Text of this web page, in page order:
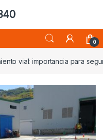
0
vial: importancia para